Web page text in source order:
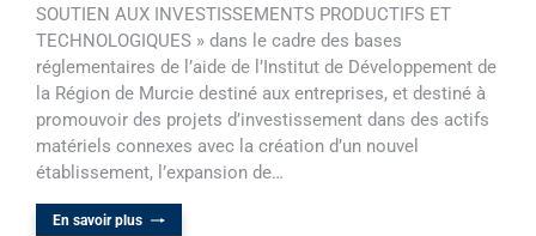
SOUTIEN AUX INVESTISSEMENTS PRODUCTIFS ET
TECHNOLOGIQUES » dans le cadre des bases
réglementaires de l’aide de l’Institut de Développement de
la Région de Murcie destiné aux entreprises, et destiné à
promouvoir des projets d’investissement dans des actifs
matériels connexes avec la création d’un nouvel
établissement, l’expansion de…
En savoir plus